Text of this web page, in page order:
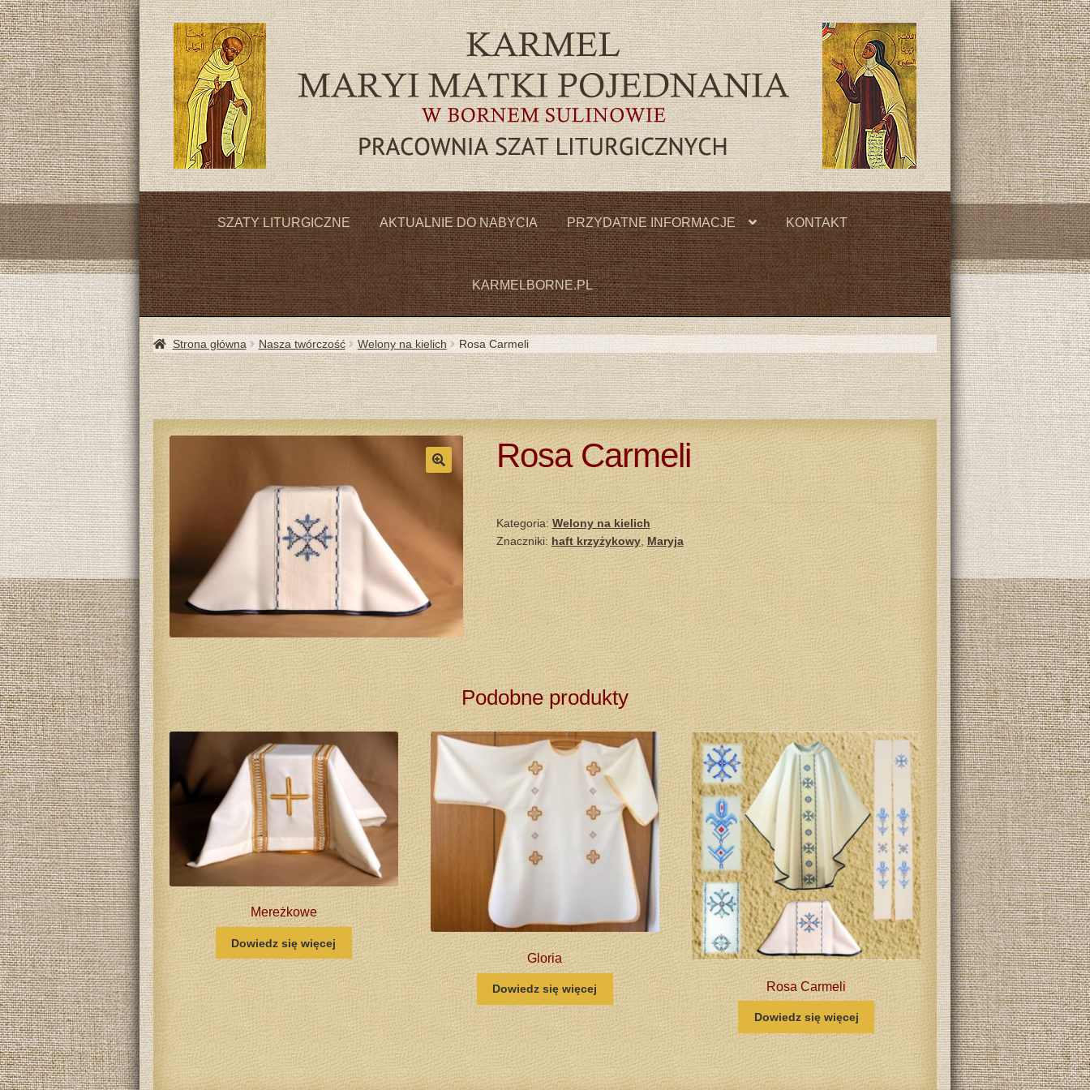
Przejdź
do
nawigacji
Przejdź
do
treści
SZATY LITURGICZNE AKTUALNIE DO NABYCIA PRZYDATNE INFORMACJE KONTAKT
KARMELBORNE.PL
Strona główna Nasza twórczość Welony na kielich Rosa Carmeli
Rosa Carmeli
Kategoria:Welony na kielich
Znaczniki:haft krzyżykowy,Maryja
Podobne produkty
Mereżkowe
Dowiedz się więcej
Gloria
Dowiedz się więcej Rosa Carmeli
Dowiedz się więcej